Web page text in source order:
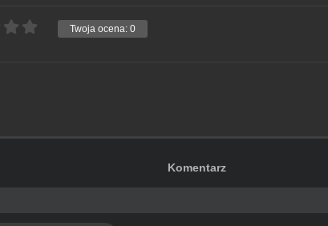
Twoja ocena: 0
Komentarz